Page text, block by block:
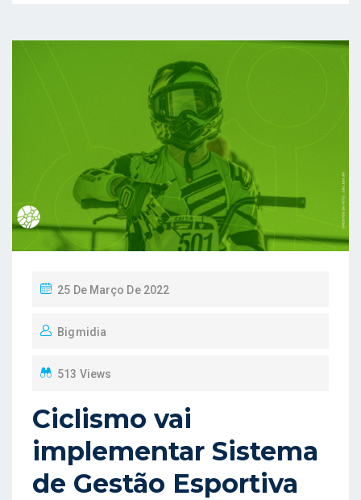
P
S
E
O
N
25 De Março De 2022
Bigmidia
513 Views
Ciclismo vai
implementar Sistema
de Gestão Esportiva